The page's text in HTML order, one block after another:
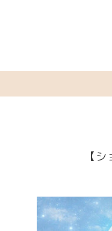
【